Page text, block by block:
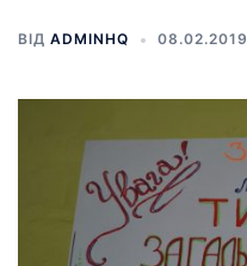
ВІД ADMINHQ 08.02.2019